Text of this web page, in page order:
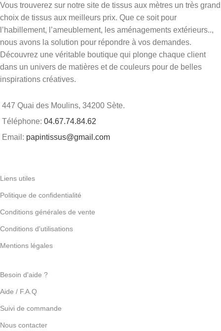
Vous trouverez sur notre site de tissus aux mètres un très grand
choix de tissus aux meilleurs prix. Que ce soit pour
l’habillement, l’ameublement, les aménagements extérieurs..,
nous avons la solution pour répondre à vos demandes.
Découvrez une véritable boutique qui plonge chaque client
dans un univers de matières et de couleurs pour de belles
inspirations créatives.
447 Quai des Moulins, 34200 Sète.
Téléphone: 04.67.74.84.62
Email: papintissus@gmail.com
Liens utiles
Politique de confidentialité
Conditions générales de vente
Conditions d'utilisations
Mentions légales
Besoin d'aide ?
Aide / F.A.Q
Suivi de commande
Nous contacter